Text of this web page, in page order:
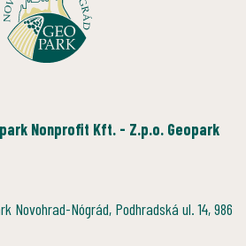
Nonprofit Kft. - Z.p.o. Geopark
Novohrad-Nógrád, Podhradská ul. 14, 986